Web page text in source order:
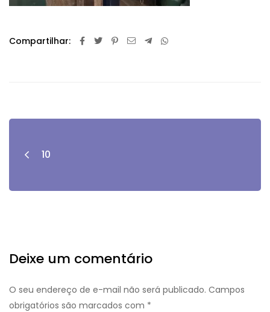
Compartilhar:
10
Deixe um comentário
O seu endereço de e-mail não será publicado. Campos
obrigatórios são marcados com *